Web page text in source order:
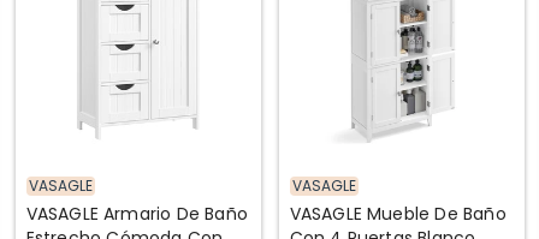
VASAGLE
VASAGLE Armario De Baño
VASAGLE
VASAGLE Mueble De Baño